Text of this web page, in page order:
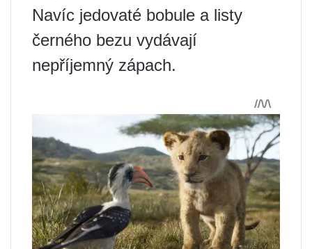
Navíc jedovaté bobule a listy
černého bezu vydávají
nepříjemný zápach.